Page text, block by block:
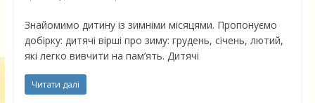
Знайомимо дитину із зимніми місяцями. Пропонуємо
добірку: дитячі вірші про зиму: грудень, січень, лютий,
які легко вивчити на пам’ять. Дитячі
Читати далі